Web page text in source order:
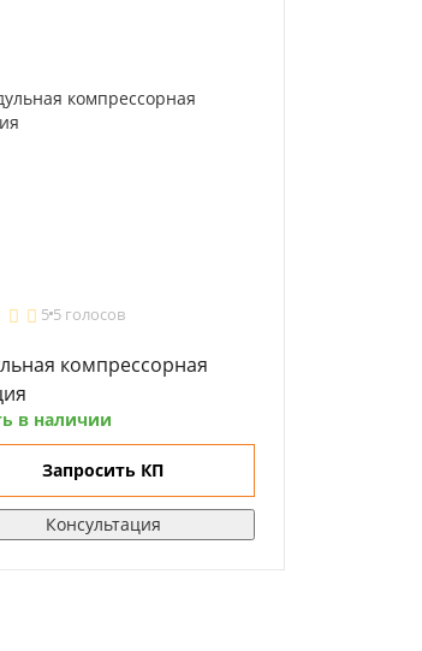
5 5 голосов
компрессорная
в наличии
Запросить КП
Консультация